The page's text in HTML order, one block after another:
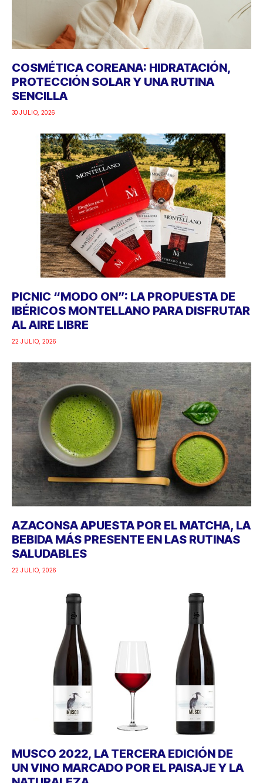
COSMÉTICA COREANA: HIDRATACIÓN,
PROTECCIÓN SOLAR Y UNA RUTINA
SENCILLA
30 JULIO, 2026
PICNIC “MODO ON”: LA PROPUESTA DE
IBÉRICOS MONTELLANO PARA DISFRUTAR
AL AIRE LIBRE
22 JULIO, 2026
AZACONSA APUESTA POR EL MATCHA, LA
BEBIDA MÁS PRESENTE EN LAS RUTINAS
SALUDABLES
22 JULIO, 2026
MUSCO 2022, LA TERCERA EDICIÓN DE
UN VINO MARCADO POR EL PAISAJE Y LA